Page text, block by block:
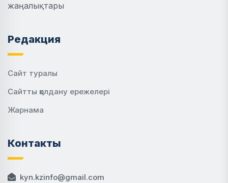
жаңалықтары
Редакция
Сайт туралы
Сайтты қолдану ережелері
Жарнама
Контакты
kyn.kzinfo@gmail.com